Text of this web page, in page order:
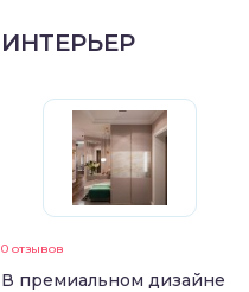
ИНТЕРЬЕР
0 отзывов
В премиальном дизайне